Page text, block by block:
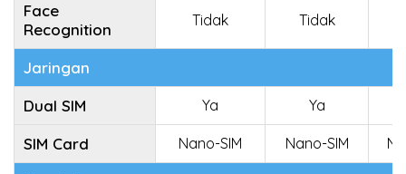
Face
Recognition
Tidak Tidak
Jaringan
Dual SIM
Ya Ya
SIM Card Nano-SIM Nano-SIM